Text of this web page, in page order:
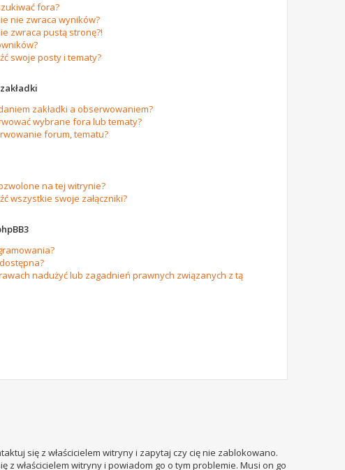
fora?
nie zwraca wyników?
zwraca pustą stronę?!
swoje posty i tematy?
zakładki a obserwowaniem?
wybrane fora lub tematy?
forum, tematu?
na tej witrynie?
wszystkie swoje załączniki?
nadużyć lub zagadnień prawnych związanych z tą
się z właścicielem witryny i zapytaj czy cię nie zablokowano.
właścicielem witryny i powiadom go o tym problemie. Musi on go